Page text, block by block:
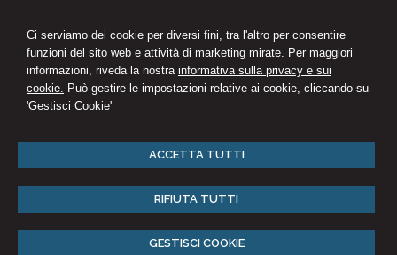
Ci serviamo dei cookie per diversi fini, tra l'altro per consentire
funzioni del sito web e attività di marketing mirate. Per maggiori
informazioni, riveda la nostra informativa sulla privacy e sui
cookie. Può gestire le impostazioni relative ai cookie, cliccando su
'Gestisci Cookie'
ACCETTA TUTTI
RIFIUTA TUTTI
GESTISCI COOKIE